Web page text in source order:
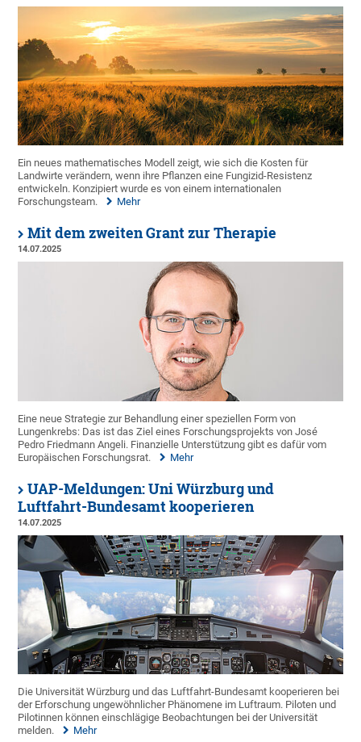
Ein neues mathematisches Modell zeigt, wie sich die Kosten für
Landwirte verändern, wenn ihre Pflanzen eine Fungizid-Resistenz
entwickeln. Konzipiert wurde es von einem internationalen
Forschungsteam.
Mehr
Mit dem zweiten Grant zur Therapie
14.07.2025
Eine neue Strategie zur Behandlung einer speziellen Form von
Lungenkrebs: Das ist das Ziel eines Forschungsprojekts von José
Pedro Friedmann Angeli. Finanzielle Unterstützung gibt es dafür vom
Europäischen Forschungsrat.
Mehr
UAP-Meldungen: Uni Würzburg und
Luftfahrt-Bundesamt kooperieren
14.07.2025
Die Universität Würzburg und das Luftfahrt-Bundesamt kooperieren bei
der Erforschung ungewöhnlicher Phänomene im Luftraum. Piloten und
Pilotinnen können einschlägige Beobachtungen bei der Universität
melden.
Mehr